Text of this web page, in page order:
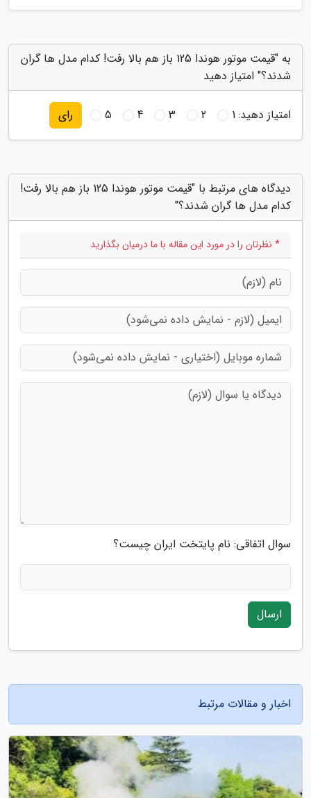
به "قیمت موتور هوندا 125 باز هم بالا رفت! کدام مدل ها گران
شدند؟" امتیاز دهید
امتیاز دهید:1
2
3
4
5 رای
دیدگاه های مرتبط با "قیمت موتور هوندا 125 باز هم بالا رفت!
کدام مدل ها گران شدند؟"
* نظرتان را در مورد این مقاله با ما درمیان بگذارید
سوال اتفاقی: نام پایتخت ایران چیست؟
ارسال
اخبار و مقالات مرتبط